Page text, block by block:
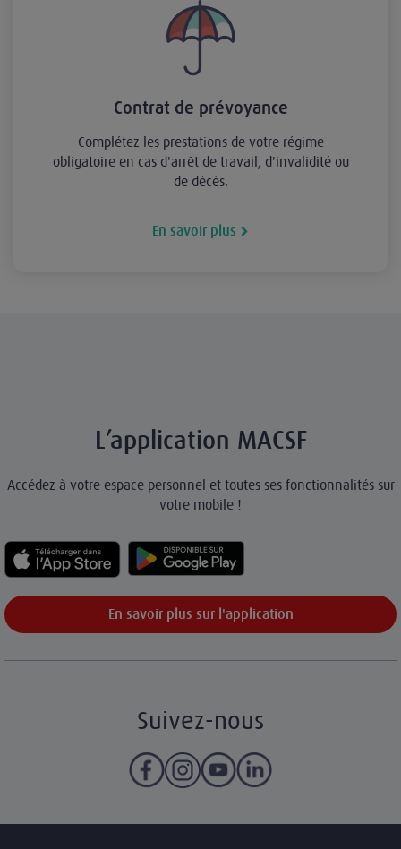
Contrat de prévoyance
Complétez les prestations de votre régime
obligatoire en cas d'arrêt de travail, d'invalidité ou
de décès.
En savoir plus
L’application MACSF
Accédez à votre espace personnel et toutes ses fonctionnalités sur
votre mobile !
En savoir plus sur l'application
Suivez-nous